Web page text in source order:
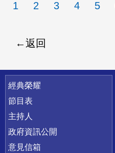
1 2 3 4 5
返回
快速連結
經典榮耀
節目表
主持人
政府資訊公開
意見信箱